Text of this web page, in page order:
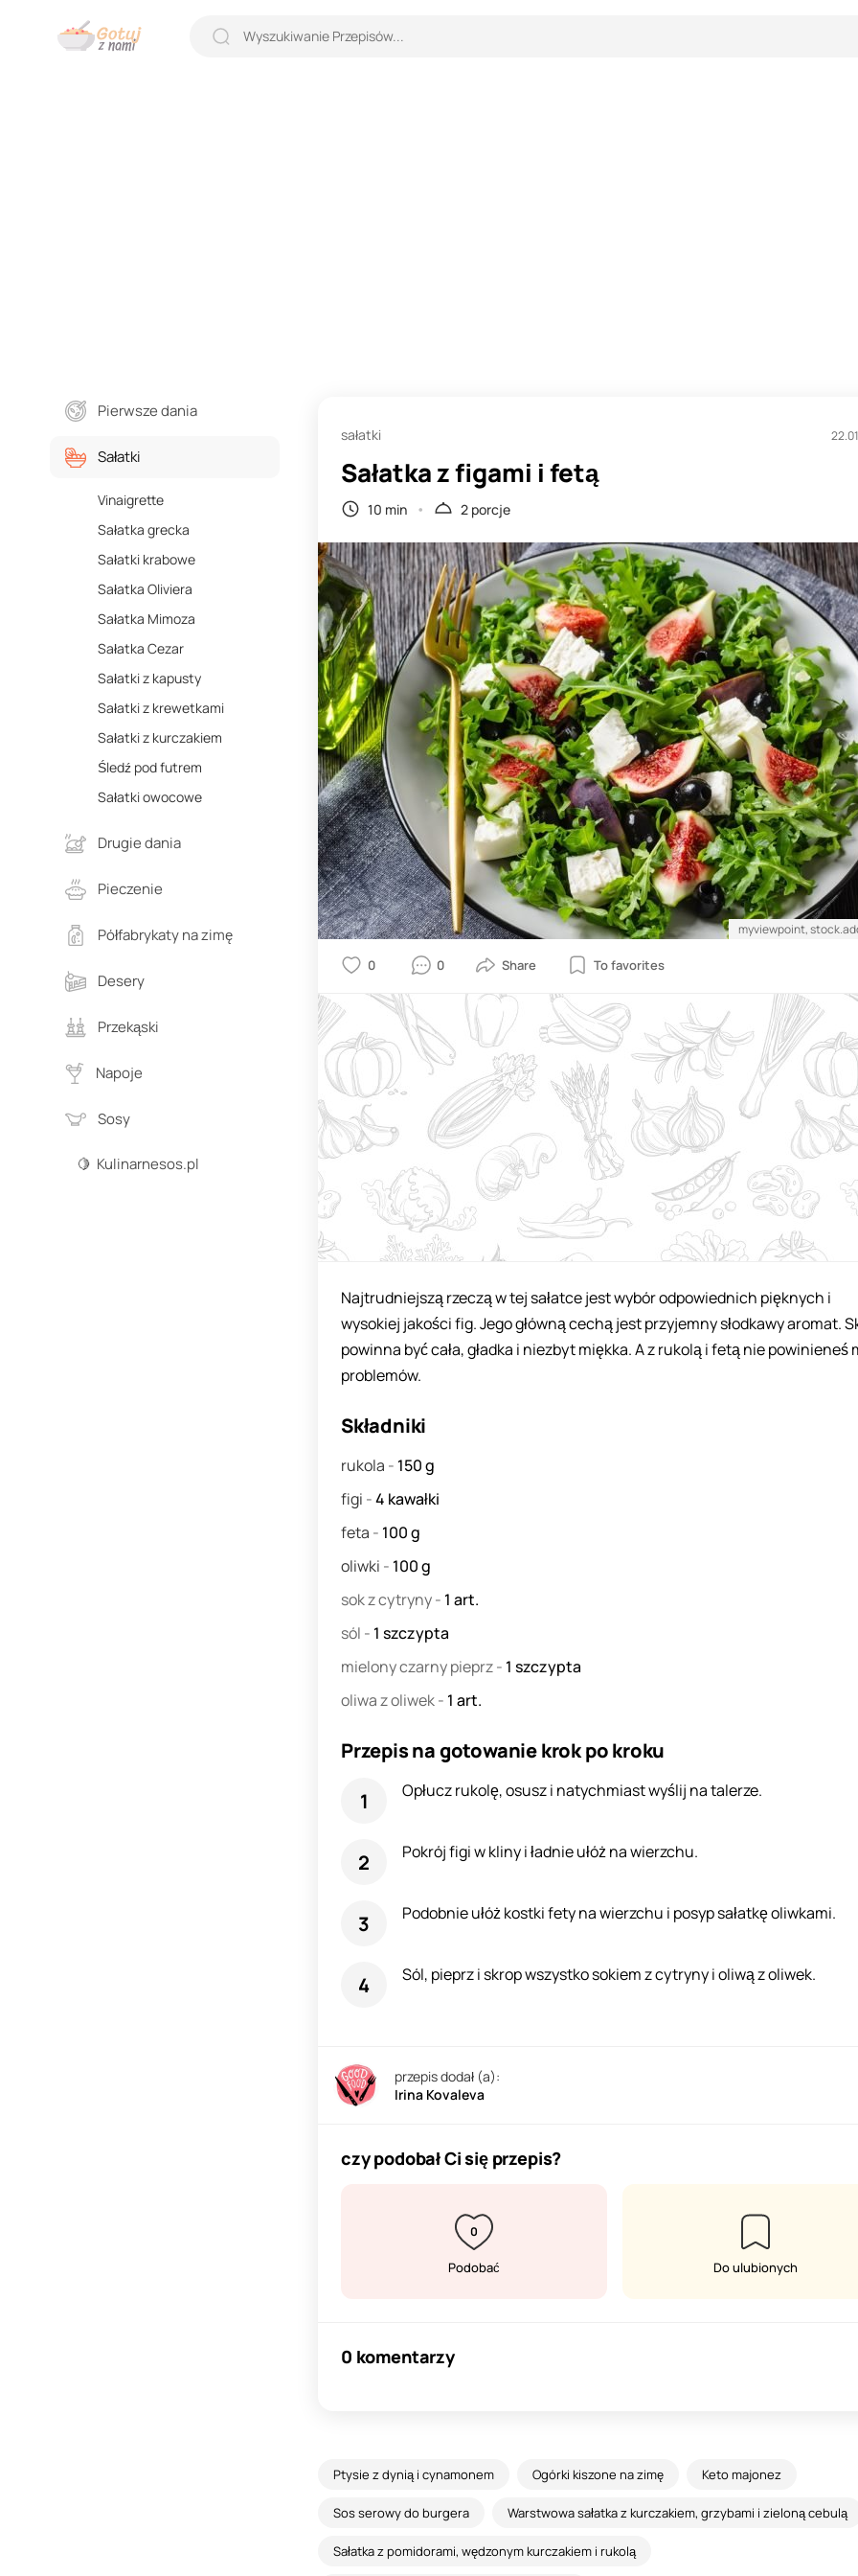
Pierwsze dania
Sałatki
Vinaigrette
Sałatka grecka
Sałatki krabowe
Sałatka Oliviera
Sałatka Mimoza
Sałatka Cezar
Sałatki z kapusty
Sałatki z krewetkami
Sałatki z kurczakiem
Śledź pod futrem
Sałatki owocowe
Drugie dania
Pieczenie
Półfabrykaty na zimę
Desery
Przekąski
Napoje
Sosy
🍋 Kulinarnesos.pl
sałatki
Sałatka z figami i fetą
10 min 2 porcje
myviewpoint,
0 0
Najtrudniejszą rzeczą w tej sałatce jest wybór odpowiednich pięknych i
wysokiej jakości fig. Jego główną cechą jest przyjemny słodkawy aromat.
powinna być cała, gładka i niezbyt miękka. A z rukolą i fetą nie powinieneś
problemów.
Składniki
rukola - 150g
figi -4 kawałki
feta - 100g
oliwki - 100g
sok z cytryny- 1 art.
sól - 1 szczypta
mielony czarny pieprz- 1 szczypta
oliwa z oliwek- 1 art.
Przepis na gotowanie krok po kroku
Opłucz rukolę, osusz i natychmiast wyślij na talerze.
Pokrój figi w kliny i ładnie ułóż na wierzchu.
Podobnie ułóż kostki fety na wierzchu i posyp sałatkę oliwkami.
Sól, pieprz i skrop wszystko sokiem z cytryny i oliwą z oliwek.
przepis dodał (a):
Irina Kovaleva
czy podobał Ci się przepis?
0
Podobać Do ulubionych
0 komentarzy
Ptysie z dynią i cynamonem Ogórki kiszone na zimę Keto majonez
Sos serowy do burgera Warstwowa sałatka z kurczakiem, grzybami i zieloną cebulą
Sałatka z pomidorami, wędzonym kurczakiem i rukolą